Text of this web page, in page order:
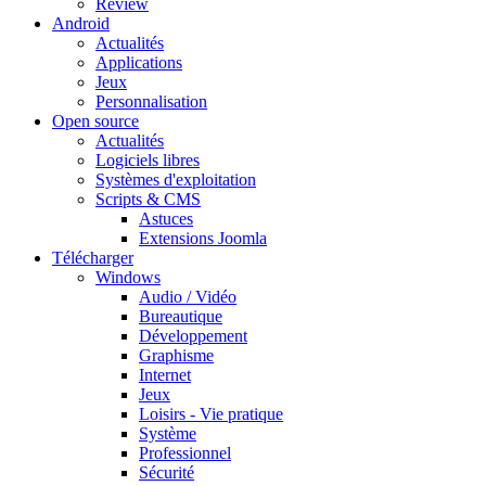
Review
Android
Actualités
Applications
Jeux
Personnalisation
Open source
Actualités
Logiciels libres
Systèmes d'exploitation
Scripts & CMS
Astuces
Extensions Joomla
Télécharger
Windows
Audio / Vidéo
Bureautique
Développement
Graphisme
Internet
Jeux
Loisirs - Vie pratique
Système
Professionnel
Sécurité